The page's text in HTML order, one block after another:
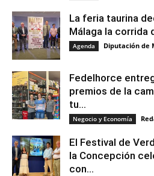
La feria taurina
Málaga la corrida
Agenda Diputación de
Fedelhorce
premios de la
tu...
Negocio y Economía
El Festival de
la Concepción
con...